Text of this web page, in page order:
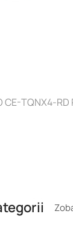
TQNX4-RD